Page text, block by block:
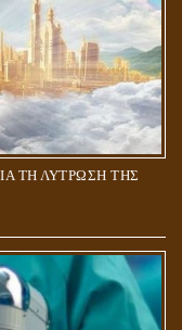
ΤΗ ΛΥΤΡΩΣΗ ΤΗΣ